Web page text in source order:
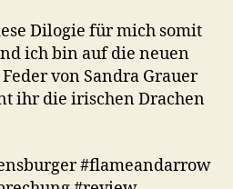
Dilogie für mich somit
ich bin auf die neuen
von Sandra Grauer
ihr die irischen Drachen
#flameandarrow